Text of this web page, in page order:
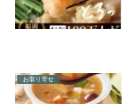
お取り寄せ